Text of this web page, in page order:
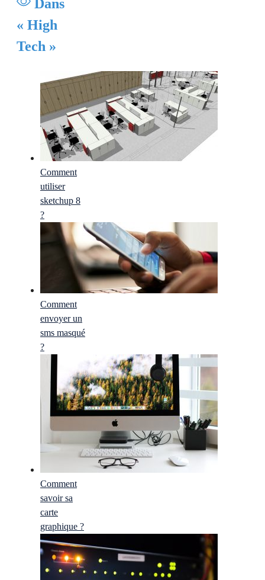
Dans
« High
Tech »
Comment
utiliser
sketchup 8
?
Comment
envoyer un
sms masqué
?
Comment
savoir sa
carte
graphique ?